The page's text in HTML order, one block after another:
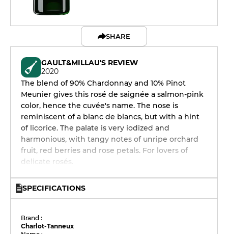
SHARE
GAULT&MILLAU'S REVIEW
2020
The blend of 90% Chardonnay and 10% Pinot
Meunier gives this rosé de saignée a salmon-pink
color, hence the cuvée's name. The nose is
reminiscent of a blanc de blancs, but with a hint
of licorice. The palate is very iodized and
harmonious, with tangy notes of unripe orchard
fruit, red berries and rose petals. For lovers of
delicate rosés.
SPECIFICATIONS
Brand :
Charlot-Tanneux